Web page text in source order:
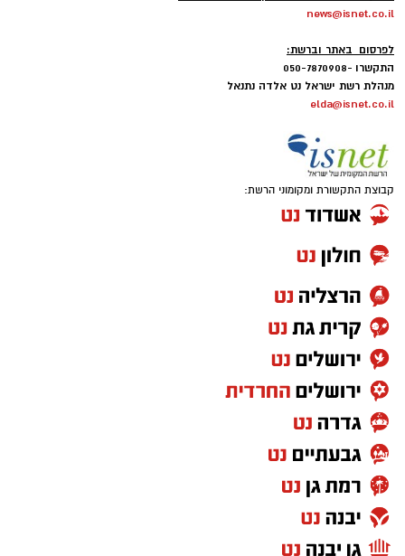
news@isnet.co.il
לפרסום באתר וברשת:
התקשרו -050-7870908
מנהלת רשת ישראל נט אלדה נתנאל
elda@isnet.co.il
קבוצת התקשורת ומקומוני הרשת: